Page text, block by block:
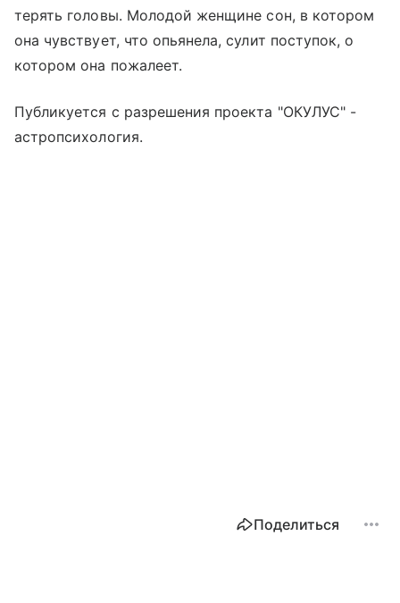
терять головы. Молодой женщине сон, в котором
она чувствует, что опьянела, сулит поступок, о
котором она пожалеет.
Публикуется с разрешения проекта "ОКУЛУС" -
астропсихология.
Поделиться